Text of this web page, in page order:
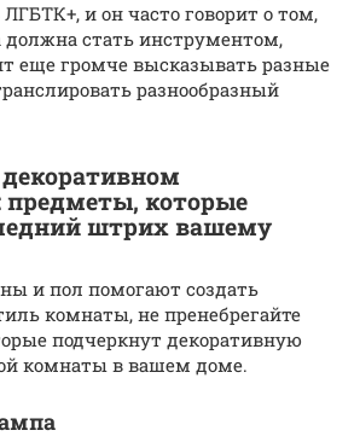
и он часто говорит о том,
должна стать инструментом,
еще громче высказывать разные
разнообразный
которые
штрих вашему
и пол помогают создать
комнаты, не пренебрегайте
подчеркнут декоративную
комнаты в вашем доме.